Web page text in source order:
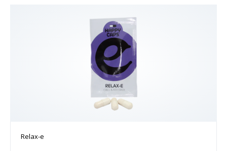
Relax-e